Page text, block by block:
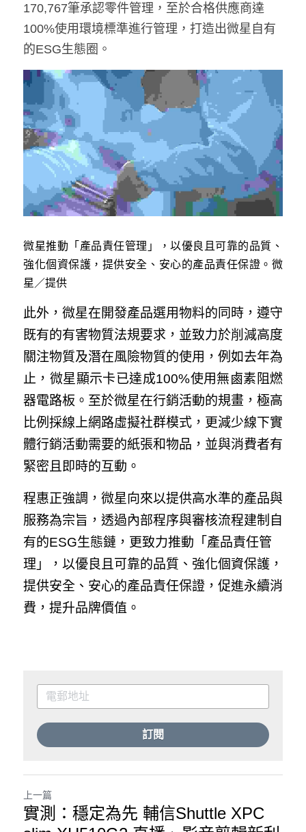
170,767筆承認零件管理，至於合格供應商達
100%使用環境標準進行管理，打造出微星自有
的ESG生態圈。
微星推動「產品責任管理」，以優良且可靠的品質、
強化個資保護，提供安全、安心的產品責任保證。微
星／提供
此外，微星在開發產品選用物料的同時，遵守
既有的有害物質法規要求，並致力於削減高度
關注物質及潛在風險物質的使用，例如去年為
止，微星顯示卡已達成100%使用無鹵素阻燃
器電路板。至於微星在行銷活動的規畫，極高
比例採線上網路虛擬社群模式，更減少線下實
體行銷活動需要的紙張和物品，並與消費者有
緊密且即時的互動。
程惠正強調，微星向來以提供高水準的產品與
服務為宗旨，透過內部程序與審核流程建制自
有的ESG生態鏈，更致力推動「產品責任管
理」，以優良且可靠的品質、強化個資保護，
提供安全、安心的產品責任保證，促進永續消
費，提升品牌價值。
訂閱
上一篇
實測：穩定為先 輔信Shuttle XPC